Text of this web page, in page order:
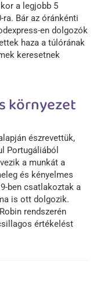
a legjobb 5
Bár az óránkénti
en dolgozók
haza a túlórának
keresetnek
környezet
észrevettük,
Portugáliából
a munkát a
és kényelmes
ben csatlakoztak a
is ott dolgozik.
rendszerén
értékelést